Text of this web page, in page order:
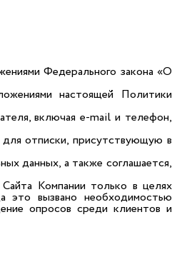
Федерального закона «О
настоящей Политики
включая e-mail и телефон,
отписки, присутствующую в
данных, а также соглашается,
Компании только в целях
это вызвано необходимостью
опросов среди клиентов и